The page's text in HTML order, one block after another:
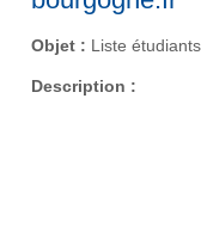
Objet : Liste
Description :